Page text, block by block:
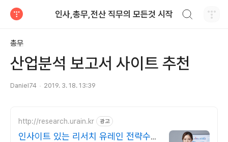
인사,총무,전산 직무의 모든것 시작
총무
산업분석 보고서 사이트 추천
Daniel74 2019. 3. 18. 13:39
http://research.urain.kr 광고
인사이트 있는 리서치 유레인 전략수립